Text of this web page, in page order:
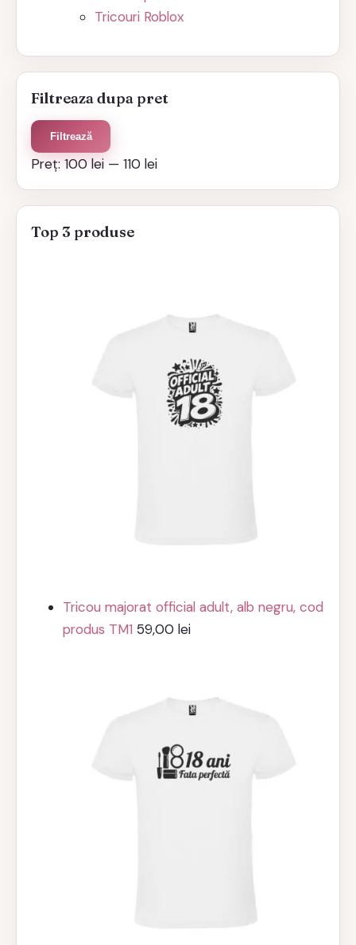
Tricouri Roblox
Filtreaza dupa pret
Preț
minim
Preț
maxim
Filtrează
Preț:100 lei —110 lei
Top 3 produse
Tricou majorat official adult, alb negru, cod
produs TM1 59,00lei